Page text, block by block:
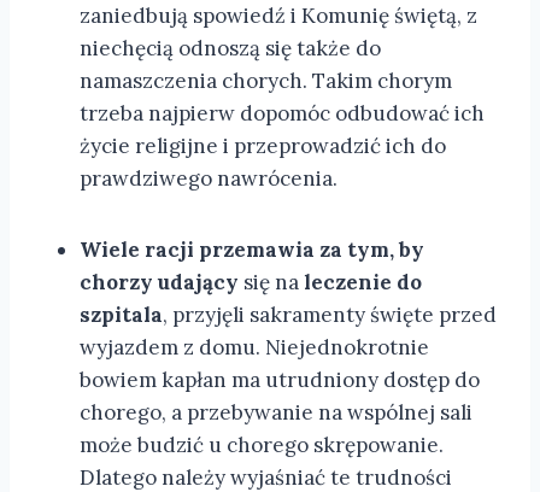
zaniedbują spowiedź i Komunię świętą, z
niechęcią odnoszą się także do
namaszczenia chorych. Takim chorym
trzeba najpierw dopomóc odbudować ich
życie religijne i przeprowadzić ich do
prawdziwego nawrócenia.
Wiele racji przemawia za tym, by
chorzy udający się na leczenie do
szpitala, przyjęli sakramenty święte przed
wyjazdem z domu. Niejednokrotnie
bowiem kapłan ma utrudniony dostęp do
chorego, a przebywanie na wspólnej sali
może budzić u chorego skrępowanie.
Dlatego należy wyjaśniać te trudności